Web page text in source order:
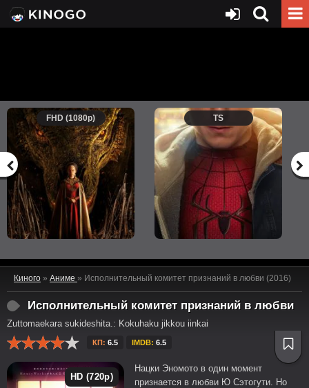
FHD (1080p) TS
Киного » Аниме » Исполнительный комитет признаний в любви (2016)
Исполнительный комитет признаний в любви
Zuttomaekara sukideshita.: Kokuhaku jikkou iinkai
КП: 6.5 IMDB: 6.5
HD (720p)
Нацки Эномото в один момент
признается в любви Ю Сэтогути. Но